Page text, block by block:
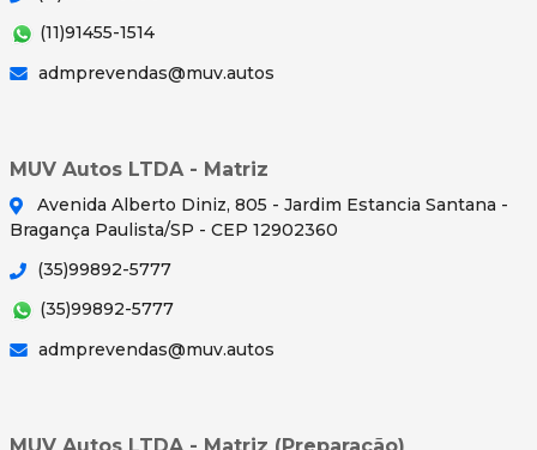
(11)91455-1514
admprevendas@muv.autos
MUV Autos LTDA - Matriz
Avenida Alberto Diniz, 805 - Jardim Estancia Santana -
Bragança Paulista/SP - CEP 12902360
(35)99892-5777
(35)99892-5777
admprevendas@muv.autos
MUV Autos LTDA - Matriz (Preparação)